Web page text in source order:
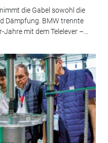
die Gabel sowohl die
Dämpfung. BMW trennte
mit dem Telelever –...